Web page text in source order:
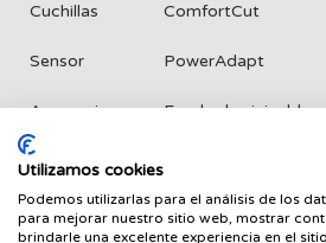
Cuchillas ComfortCut
Sensor PowerAdapt
Accesorios Funda de viaje,
Preguntas frecuentes
HS7980/15
Utilizamos cookies
Podemos utilizarlas para el análisis de los
para mejorar nuestro sitio web, mostrar
brindarle una excelente experiencia en el